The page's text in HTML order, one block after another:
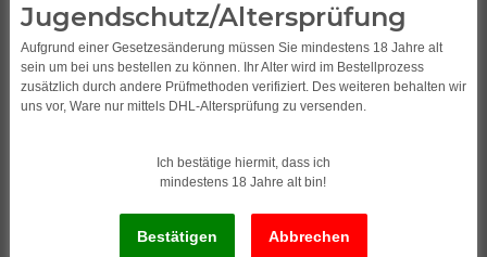
Jugendschutz/Altersprüfung
Aufgrund einer Gesetzesänderung müssen Sie mindestens 18 Jahre alt
sein um bei uns bestellen zu können. Ihr Alter wird im Bestellprozess
zusätzlich durch andere Prüfmethoden verifiziert. Des weiteren behalten wir
uns vor, Ware nur mittels DHL-Altersprüfung zu versenden.
Ich bestätige hiermit, dass ich
mindestens 18 Jahre alt bin!